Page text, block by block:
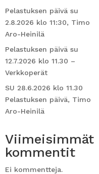
Pelastuksen päivä su
2.8.2026 klo 11:30, Timo
Aro-Heinilä
Pelastuksen päivä su
12.7.2026 klo 11.30 –
Verkkoperät
SU 28.6.2026 klo 11.30
Pelastuksen päivä, Timo
Aro-Heinilä
Viimeisimmät
kommentit
Ei kommentteja.